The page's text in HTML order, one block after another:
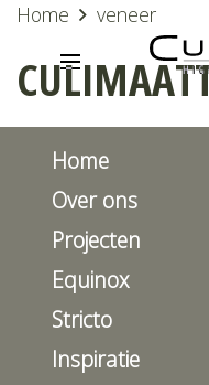
Home veneer
Home
Over ons
Projecten
Equinox
Stricto
Inspiratie